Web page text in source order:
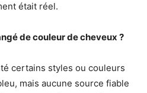
était réel.
de couleur de cheveux ?
certains styles ou couleurs
mais aucune source fiable